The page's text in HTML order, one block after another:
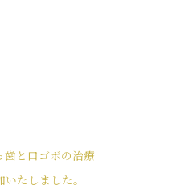
歯と口ゴボの治療
たしました。